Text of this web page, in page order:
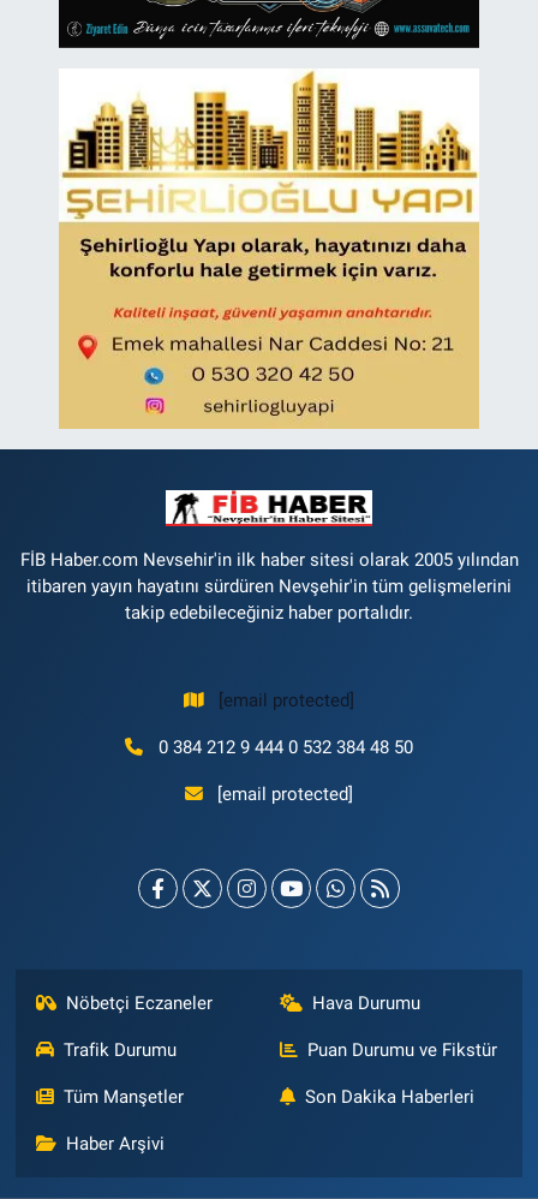
FİB Haber.com Nevsehir'in ilk haber sitesi olarak 2005 yılından
itibaren yayın hayatını sürdüren Nevşehir'in tüm gelişmelerini
takip edebileceğiniz haber portalıdır.
[email protected]
0 384 212 9 444 0 532 384 48 50
[email protected]
Nöbetçi Eczaneler Hava Durumu
Trafik Durumu Puan Durumu ve Fikstür
Tüm Manşetler Son Dakika Haberleri
Haber Arşivi